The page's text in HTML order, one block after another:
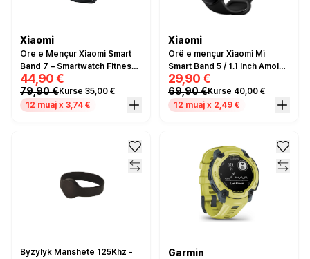
Xiaomi
Ore e Mençur Xiaomi Smart
Band 7 – Smartwatch Fitness
me AMOLED 1.62
44,90 €
79,90 €Kurse 35,00 €
12 muaj x 3,74 €
Xiaomi
Orë e mençur Xiaomi Mi
Smart Band 5 / 1.1 Inch Amoled
/ Heart and Sleep Monitoring
/ Remote Camera Control / E
zezë
29,90 €
69,90 €Kurse 40,00 €
12 muaj x 2,49 €
Byzylyk Manshete 125Khz -
Garmin